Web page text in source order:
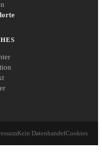
Kein DatenhandelCookies